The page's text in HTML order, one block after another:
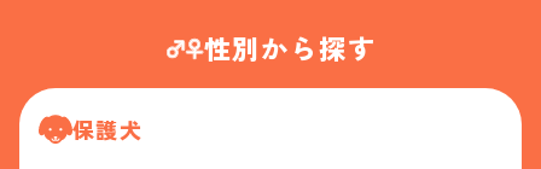
性別から探す
保護犬